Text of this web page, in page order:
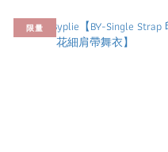
限量